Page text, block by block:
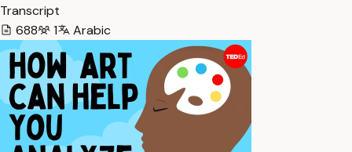
Transcript
688
1 Arabic